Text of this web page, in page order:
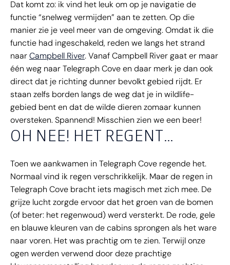
Dat komt zo: ik vind het leuk om op je navigatie de
functie “snelweg vermijden” aan te zetten. Op die
manier zie je veel meer van de omgeving. Omdat ik die
functie had ingeschakeld, reden we langs het strand
naarCampbell River. Vanaf Campbell River gaat er maar
één weg naar Telegraph Cove en daar merk je dan ook
direct dat je richting dunner bevolkt gebied rijdt. Er
staan zelfs borden langs de weg dat je in wildlife-
gebied bent en dat de wilde dieren zomaar kunnen
oversteken. Spannend! Misschien zien we een beer!
OH NEE! HET REGENT…
Toen we aankwamen in Telegraph Cove regende het.
Normaal vind ik regen verschrikkelijk. Maar de regen in
Telegraph Cove bracht iets magisch met zich mee. De
grijze lucht zorgde ervoor dat het groen van de bomen
(of beter: het regenwoud) werd versterkt. De rode, gele
en blauwe kleuren van de cabins sprongen als het ware
naar voren. Het was prachtig om te zien. Terwijl onze
ogen werden verwend door deze prachtige